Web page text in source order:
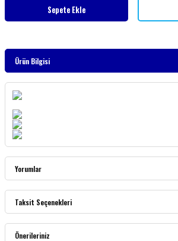
Sepete Ekle
Ürün Bilgisi
Yorumlar
Bu ürüne ilk yorumu siz yapın!
Taksit Seçenekleri
Önerileriniz